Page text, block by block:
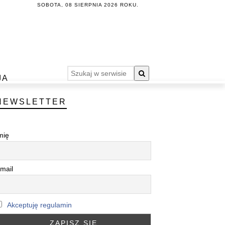
SOBOTA, 08 SIERPNIA 2026 ROKU.
Akceptuję regulamin